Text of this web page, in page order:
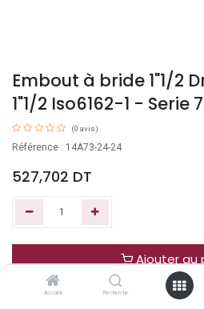
Accueil Recherche
Embout à bride 1"1/2
1"1/2 Iso6162-1 - Serie
(0 avis)
Référence : 14A73-24-24
527,702 DT
Ajouter au
Acheter